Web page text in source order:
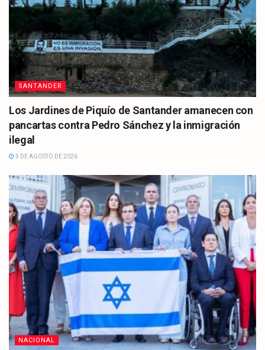
SANTANDER
Los Jardines de Piquío de Santander amanecen con
pancartas contra Pedro Sánchez y la inmigración
ilegal
5 DE AGOSTO DE 2026
NACIONAL